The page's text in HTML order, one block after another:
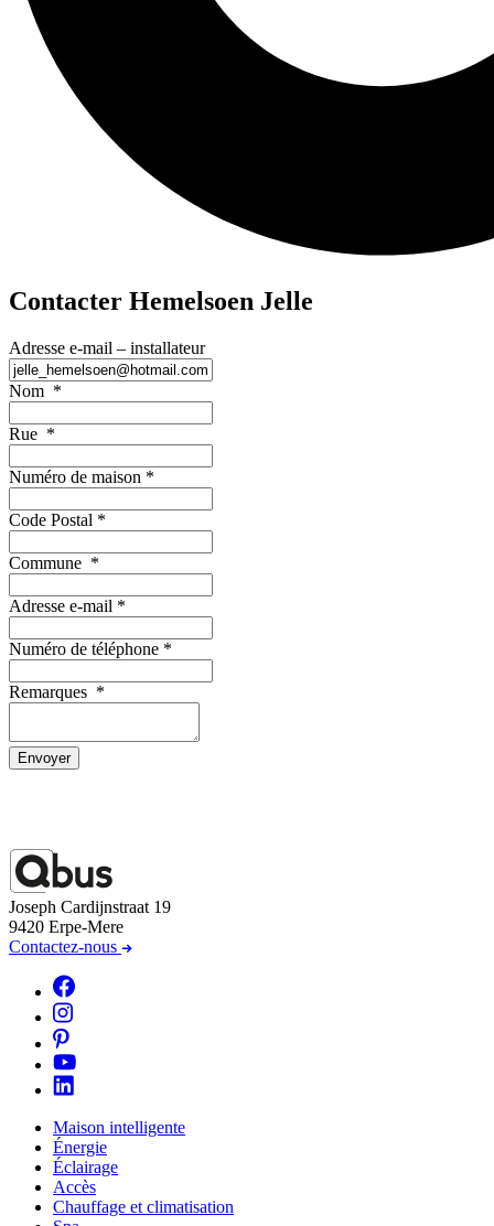
Contacter Hemelsoen Jelle
Adresse e-mail – installateur
Nom *
Rue *
Numéro de maison *
Code Postal *
Commune *
Adresse e-mail *
Numéro de téléphone *
Remarques *
Envoyer
Joseph Cardijnstraat 19
9420 Erpe-Mere
Contactez-nous
Maison intelligente
Énergie
Éclairage
Accès
Chauffage et climatisation